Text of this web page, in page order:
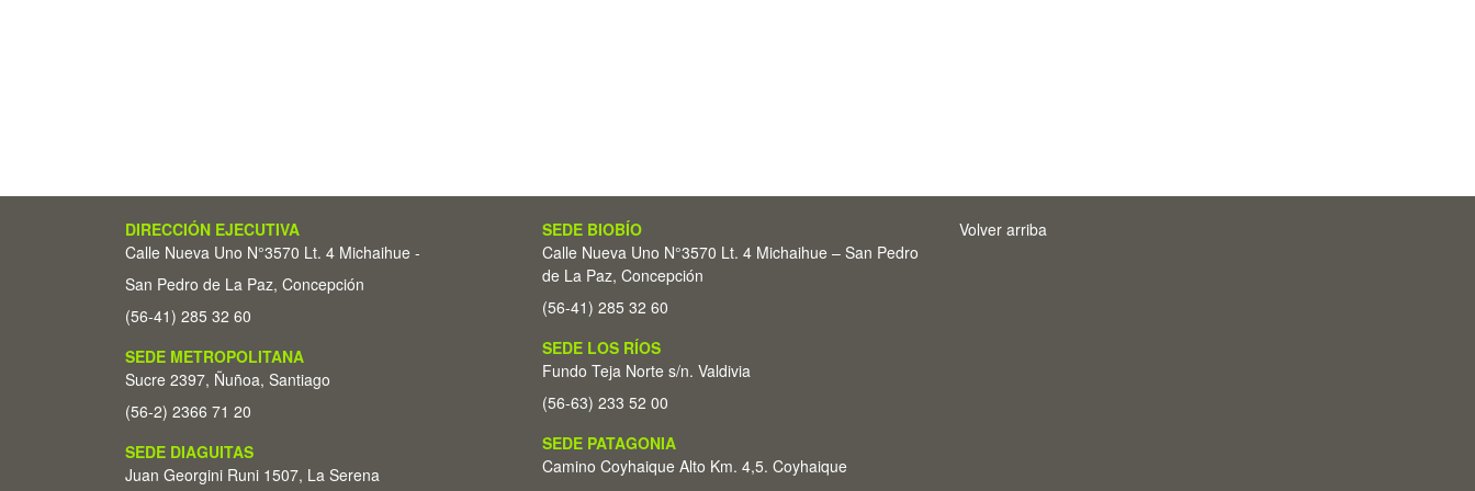
DIRECCIÓN EJECUTIVA
Calle Nueva Uno N°3570 Lt. 4 Michaihue -
San Pedro de La Paz, Concepción
(56-41) 285 32 60
SEDE METROPOLITANA
Sucre 2397, Ñuñoa, Santiago
(56-2) 2366 71 20
SEDE DIAGUITAS
Juan Georgini Runi 1507, La Serena
SEDE BIOBÍO
Calle Nueva Uno N°3570 Lt. 4 Michaihue – San Pedro
de La Paz, Concepción
(56-41) 285 32 60
SEDE LOS RÍOS
Fundo Teja Norte s/n. Valdivia
(56-63) 233 52 00
SEDE PATAGONIA
Camino Coyhaique Alto Km. 4,5. Coyhaique
Volver arriba